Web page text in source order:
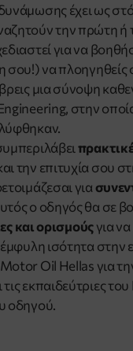
έχει ως
την πρώτη ή
για να
σου!) να πλοηγηθείς
μια σύνοψη
στην
την επιτυχία σου
για
ο οδηγός θα σε
και ορισμούςγια
έμφυλη ισότητα στην
Oil Hellas για
εκπαιδεύτριες
οδηγού.